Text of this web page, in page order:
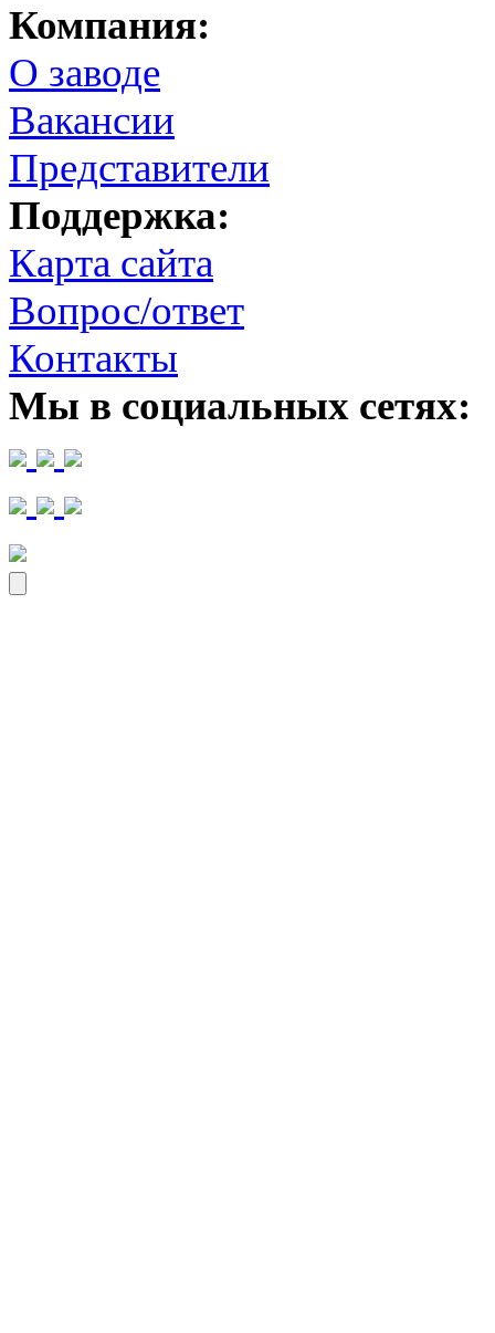
Компания:
О заводе
Вакансии
Представители
Поддержка:
Карта сайта
Вопрос/ответ
Контакты
Мы в социальных сетях: